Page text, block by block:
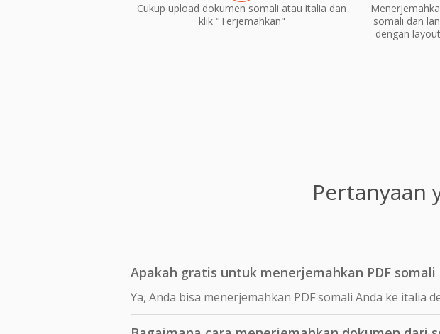
Cukup upload dokumen somali atau italia dan
klik "Terjemahkan"
somali dan
dengan
Pertanyaan
Apakah gratis untuk menerjemahkan PDF
Ya, Anda bisa menerjemahkan PDF somali Anda ke italia